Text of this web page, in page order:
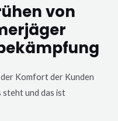
von
der Komfort der Kunden
steht und das ist